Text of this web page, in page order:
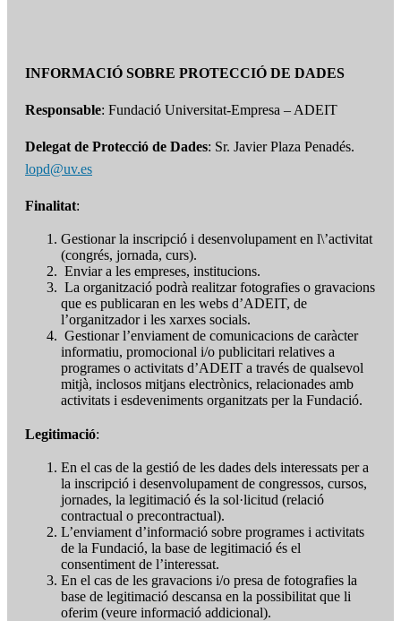
INFORMACIÓ SOBRE PROTECCIÓ DE DADES
Responsable: Fundació Universitat-Empresa – ADEIT
Delegat de Protecció de Dades: Sr. Javier Plaza Penadés.
lopd@uv.es
Finalitat:
Gestionar la inscripció i desenvolupament en l\’activitat
(congrés, jornada, curs).
Enviar a les empreses, institucions.
La organització podrà realitzar fotografies o gravacions
que es publicaran en les webs d’ADEIT, de
l’organitzador i les xarxes socials.
Gestionar l’enviament de comunicacions de caràcter
informatiu, promocional i/o publicitari relatives a
programes o activitats d’ADEIT a través de qualsevol
mitjà, inclosos mitjans electrònics, relacionades amb
activitats i esdeveniments organitzats per la Fundació.
Legitimació:
En el cas de la gestió de les dades dels interessats per a
la inscripció i desenvolupament de congressos, cursos,
jornades, la legitimació és la sol·licitud (relació
contractual o precontractual).
L’enviament d’informació sobre programes i activitats
de la Fundació, la base de legitimació és el
consentiment de l’interessat.
En el cas de les gravacions i/o presa de fotografies la
base de legitimació descansa en la possibilitat que li
oferim (veure informació addicional).